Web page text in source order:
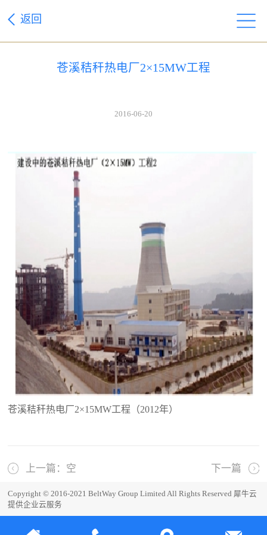
返回
苍溪秸秆热电厂2×15MW工程
2016-06-20
苍溪秸秆热电厂2×15MW工程（2012年）
上一篇：空 下一篇
Copyright © 2016-2021 BeltWay Group Limited All Rights Reserved 犀牛云
提供企业云服务